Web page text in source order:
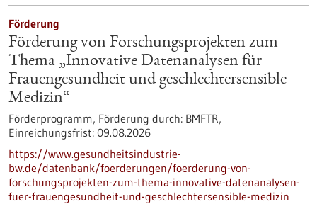
Förderung
Förderung von Forschungsprojekten zum
Thema „Innovative Datenanalysen für
Frauengesundheit und geschlechtersensible
Medizin“
Förderprogramm, Förderung durch: BMFTR,
Einreichungsfrist: 09.08.2026
https://www.gesundheitsindustrie-
bw.de/datenbank/foerderungen/foerderung-von-
forschungsprojekten-zum-thema-innovative-datenanalysen-
fuer-frauengesundheit-und-geschlechtersensible-medizin